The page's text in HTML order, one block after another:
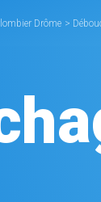
Drôme >